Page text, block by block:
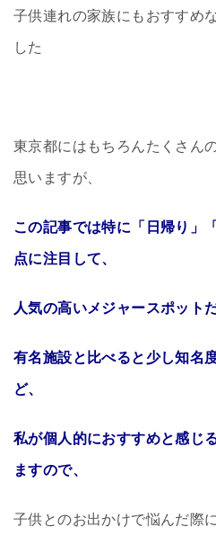
子供連れの家族にもおすすめ
した
東京都にはもちろんたくさん
思いますが、
この記事では特に「日帰り」
点に注目して、
人気の高いメジャースポット
有名施設と比べると少し知名
ど、
私が個人的におすすめと感じ
ますので、
子供とのお出かけで悩んだ際